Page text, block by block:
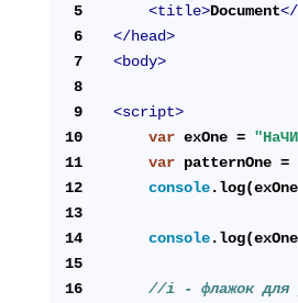
5
<title>Document</
6
</head>
7
<body>
8
9
<script>
10
var exOne =
11
var patternOne =
12
console
13
14
console
15
16
//i - флажок для